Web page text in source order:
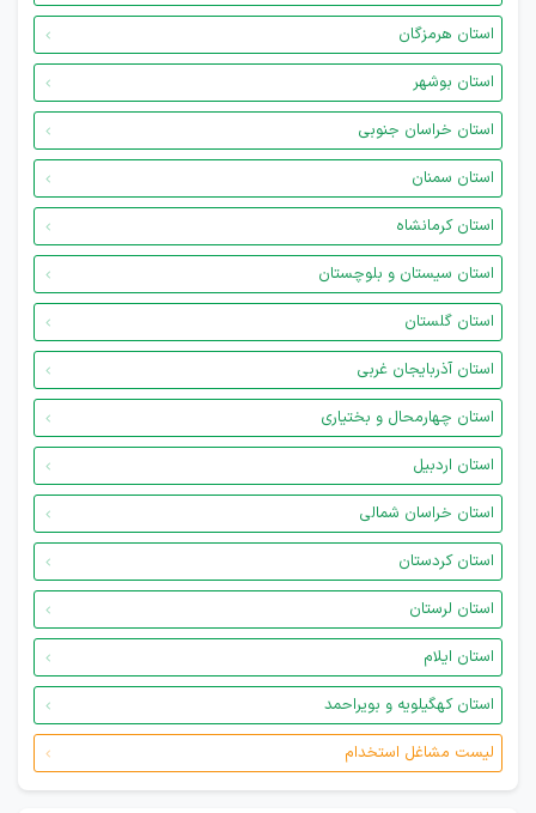
استان هرمزگان
استان بوشهر
استان خراسان جنوبی
استان سمنان
استان کرمانشاه
استان سیستان و بلوچستان
استان گلستان
استان آذربایجان غربی
استان چهارمحال و بختیاری
استان اردبیل
استان خراسان شمالی
استان کردستان
استان لرستان
استان ایلام
استان کهگیلویه و بویراحمد
لیست مشاغل استخدام